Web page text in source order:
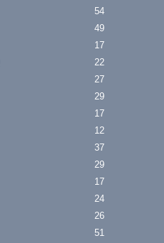
54
49
17
22
27
29
17
12
37
29
17
24
26
51